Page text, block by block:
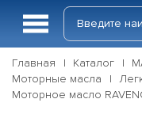
Главная Каталог
Моторные масла
Моторное масло